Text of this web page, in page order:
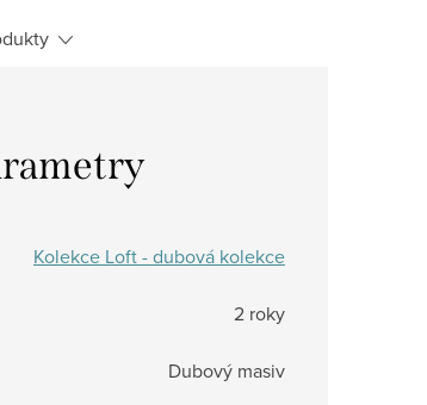
Kolekce Loft - dubová kolekce
2 roky
Dubový masiv